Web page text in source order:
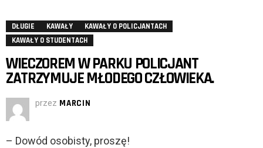
DŁUGIE KAWAŁY
KAWAŁY O POLICJANTACH
KAWAŁY O STUDENTACH
WIECZOREM W PARKU POLICJANT
ZATRZYMUJE MŁODEGO CZŁOWIEKA.
przez MARCIN
– Dowód osobisty, proszę!